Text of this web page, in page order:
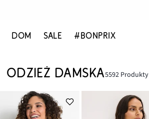
DOM SALE #BONPRIX
ODZIEŻ DAMSKA5592 Produkty